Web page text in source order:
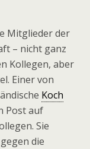
Mitglieder der
– nicht ganz
Kollegen, aber
Einer von
Koch
Post auf
Sie
die